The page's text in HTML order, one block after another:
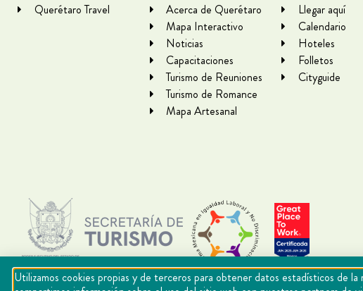
Querétaro Travel
Acerca de Querétaro
Mapa Interactivo
Noticias
Capacitaciones
Turismo de Reuniones
Turismo de Romance
Mapa Artesanal
Llegar aquí
Calendario
Hoteles
Folletos
Cityguide
Utilizamos cookies propias y de terceros para obtener datos estadísticos de